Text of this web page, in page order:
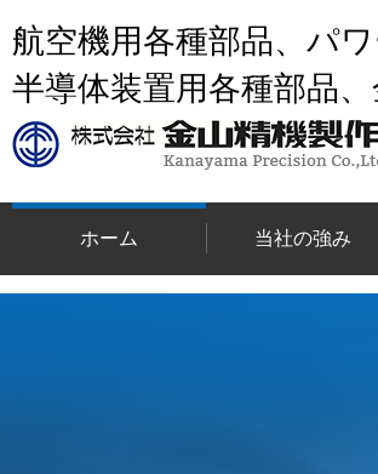
航空機用各種部品、パ
半導体装置用各種部品
ホーム 当社の強み